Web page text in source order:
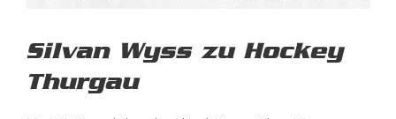
Silvan Wyss zu Hockey
Thurgau